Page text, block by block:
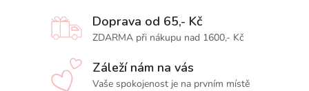
Doprava od 65,- Kč
ZDARMA při nákupu nad 1600,- Kč
Záleží nám na vás
Vaše spokojenost je na prvním místě